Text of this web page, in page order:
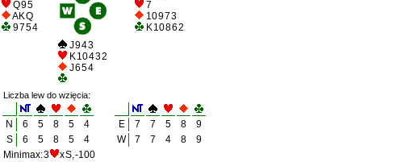
Q 9 5
A K Q
9 7 5 4
7
10 9 7 3
K 10 8 6 2
J 9 4 3
K 10 4 3 2
J 6 5 4
Liczba lew do wzięcia:
N 6 5 8 5 4 E 7 7 5 8
9
S
6 5 8 5 4 W 7 7 4 8
9
Minimax: 3
x S, -100